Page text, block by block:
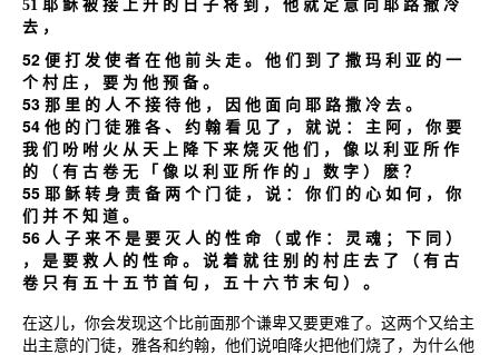
51 耶 稣 被 接 上 升 的 日 子 将 到 ， 他 就 定 意 向 耶 路 撒 冷
去 ，
52 便 打 发 使 者 在 他 前 头 走 。 他 们 到 了 撒 玛 利 亚 的 一
个 村 庄 ， 要 为 他 预 备 。
53 那 里 的 人 不 接 待 他 ， 因 他 面 向 耶 路 撒 冷 去 。
54 他 的 门 徒 雅 各 、 约 翰 看 见 了 ， 就 说 ： 主 阿 ， 你 要
我 们 吩 咐 火 从 天 上 降 下 来 烧 灭 他 们 ， 像 以 利 亚 所 作
的
（ 有 古 卷 无 「 像 以 利 亚 所 作 的 」 数 字 ） 麽 ？
55 耶 稣 转 身 责 备 两 个 门 徒 ， 说 ： 你 们 的 心 如 何 ，
你
们 并 不 知 道 。
56 人 子 来 不 是 要 灭 人 的 性 命 （ 或 作 ： 灵 魂 ； 下 同 ）
，
是 要 救 人 的 性 命 。 说 着 就 往 别 的 村 庄 去 了 （ 有 古
卷 只 有 五 十 五 节 首 句 ， 五 十 六 节 末 句 ） 。
在这儿，你会发现这个比前面那个谦卑又要更难了。这两个又给主
出主意的门徒，雅各和约翰，他们说咱降火把他们烧了，为什么他